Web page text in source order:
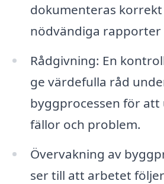
dokumenteras
nödvändiga rapporter
Rådgivning: En
ge värdefulla råd
byggprocessen för att
fällor och problem.
Övervakning av
ser till att arbetet